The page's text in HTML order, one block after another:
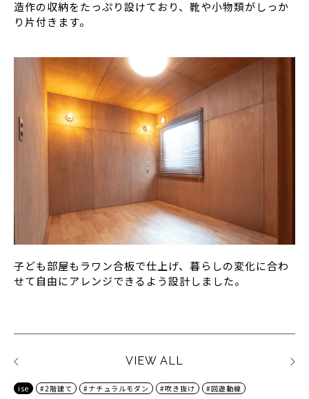
造作の収納をたっぷり設けており、靴や小物類がしっか
り片付きます。
子ども部屋もラワン合板で仕上げ、暮らしの変化に合わ
せて自由にアレンジできるよう設計しました。
VIEW ALL
ise #2階建て #ナチュラルモダン #吹き抜け #回遊動線